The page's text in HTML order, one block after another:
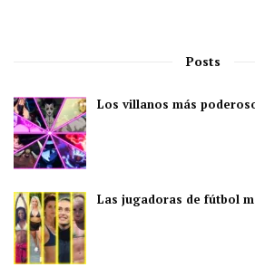
Posts
Los villanos más
Las jugadoras de fútbol